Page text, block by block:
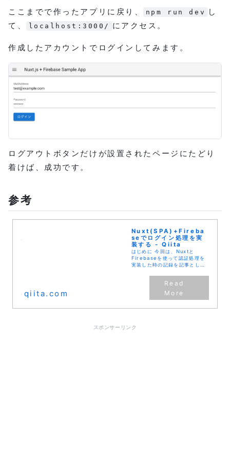
ここまでで作ったアプリに戻り、 npm run dev
し
て、
localhost:3000/ にアクセス。
作成したアカウントでログインしてみます。
ログアウトボタンだけが設置されたページにたどり
着けば、成功です。
参考
Nuxt(SPA)+Fireba
seでログイン処理を実
装する - Qiita
はじめに 今回は、Nuxtと
Firebaseを使って認証処理を
実装した時の記録を記事として
しています。 作業環境 OS:
qiita.com
スポンサーリンク